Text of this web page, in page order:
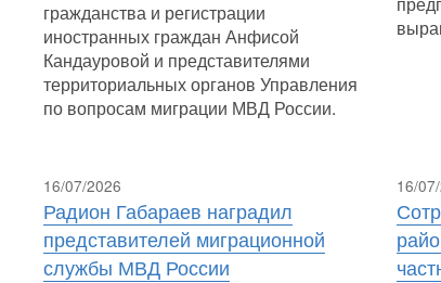
гражданства и регистрации
иностранных граждан Анфисой
Кандауровой и представителями
территориальных органов Управления
по вопросам миграции МВД России.
16/07/2026
Радион Габараев наградил
представителей миграционной
службы МВД России
16/